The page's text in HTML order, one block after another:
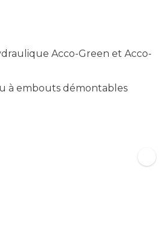
Acco-Green et Acco-
à embouts démontables